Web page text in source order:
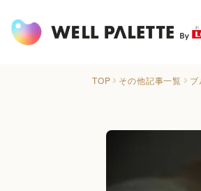
TOP その他記事一覧